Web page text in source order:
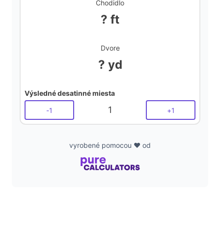
Chodidlo
? ft
Dvore
? yd
Výsledné desatinné miesta
-1 1 +1
vyrobené pomocou ❤️ od